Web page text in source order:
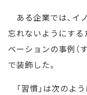
ある企業では、イ
忘れないようにする
ベーションの事例（
で装飾した。
「習慣」は次のよ